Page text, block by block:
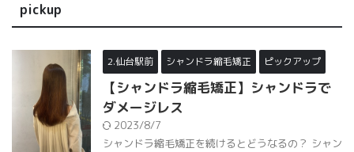
pickup
2.仙台駅前 シャンドラ縮毛矯正 ピックアップ
【シャンドラ縮毛矯正】シャンドラで
ダメージレス
2023/8/7
シャンドラ縮毛矯正を続けるとどうなるの？ シャン